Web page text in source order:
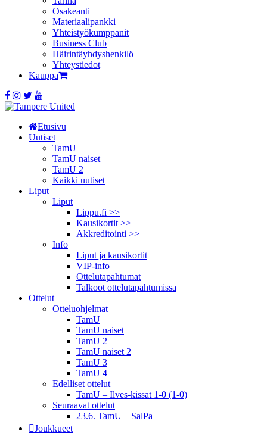
Osakeanti
Materiaalipankki
Yhteistyö­kumppanit
Business Club
Häirintä­yhdyshenkilö
Yhteystiedot
Kauppa
Etusivu
Uutiset
TamU
TamU naiset
TamU 2
Kaikki uutiset
Liput
Liput
Lippu.fi >>
Kausikortit >>
Akkreditointi >>
Info
Liput ja kausikortit
VIP-info
Ottelutapahtumat
Talkoot ottelu­tapahtumissa
Ottelut
Otteluohjelmat
TamU
TamU naiset
TamU 2
TamU naiset 2
TamU 3
TamU 4
Edelliset ottelut
TamU – Ilves-kissat 1-0 (1-0)
Seuraavat ottelut
23.6. TamU – SalPa
Joukkueet